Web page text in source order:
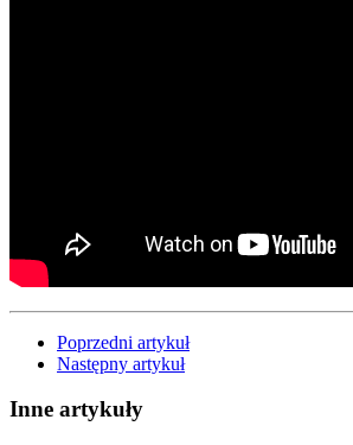
Poprzedni artykuł
Następny artykuł
Inne artykuły